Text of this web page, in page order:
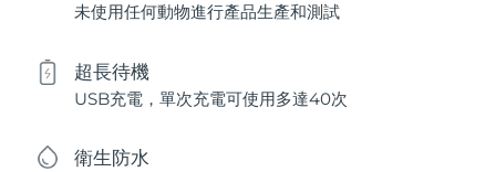
未使用任何動物進行產品生產和測試
超長待機
USB充電，單次充電可使用多達40次
衛生防水